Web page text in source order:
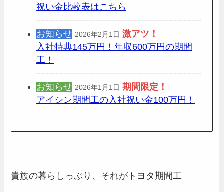
祝い金比較表はこちら
お知らせ 2026年2月1日 激アツ！
入社特典145万円！年収600万円の期間
工！
お知らせ 2026年1月1日 期間限定 ！
アイシン期間工の入社祝い金100万円！
貴族の暮らしっぷり、それがトヨタ期間工